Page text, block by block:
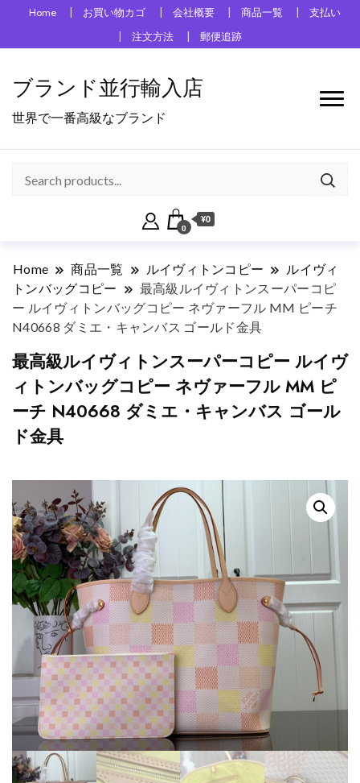
Home お買い物カゴ 会社概要 商品一覧
支払い
注文方法
郵便追跡
ブランド並行輸入店
世界で一番高級なブランド
0
¥0
Home 商品一覧 ルイヴィトンコピー
ルイヴィ
トンバッグコピー
最高級ルイヴィトンスーパーコピ
ー ルイヴィトンバッグコピー ネヴァーフル MM ピーチ
N40668 ダミエ・キャンバス ゴールド金具
最高級ルイヴィトンスーパーコピー ルイヴ
ィトンバッグコピー ネヴァーフル MM ピ
ーチ N40668 ダミエ・キャンバス ゴール
ド金具